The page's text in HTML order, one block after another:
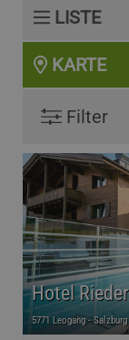
LISTE
KARTE
Filter
Hotel
5771 Leogang -